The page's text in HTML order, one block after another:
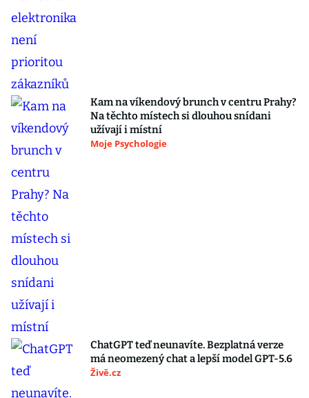
Kam na víkendový brunch v centru Prahy?
Na těchto místech si dlouhou snídani
užívají i místní
Moje Psychologie
ChatGPT teď neunavíte. Bezplatná verze
má neomezený chat a lepší model GPT-5.6
Živě.cz